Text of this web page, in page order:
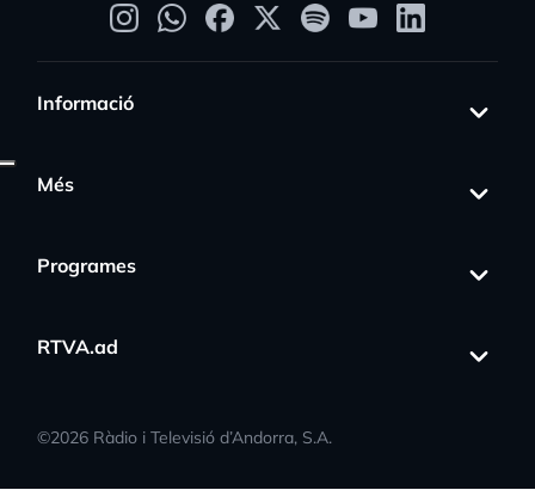
Informació
Més
Programes
RTVA.ad
©2026 Ràdio i Televisió d’Andorra, S.A.